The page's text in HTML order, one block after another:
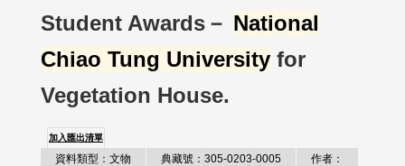
Student Awards－ National
Chiao Tung University for
Vegetation House.
加入匯出清單
資料類型：文物 典藏號：305-0203-0005 作者：